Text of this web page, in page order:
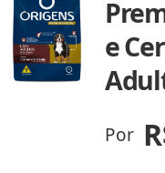
e
Por